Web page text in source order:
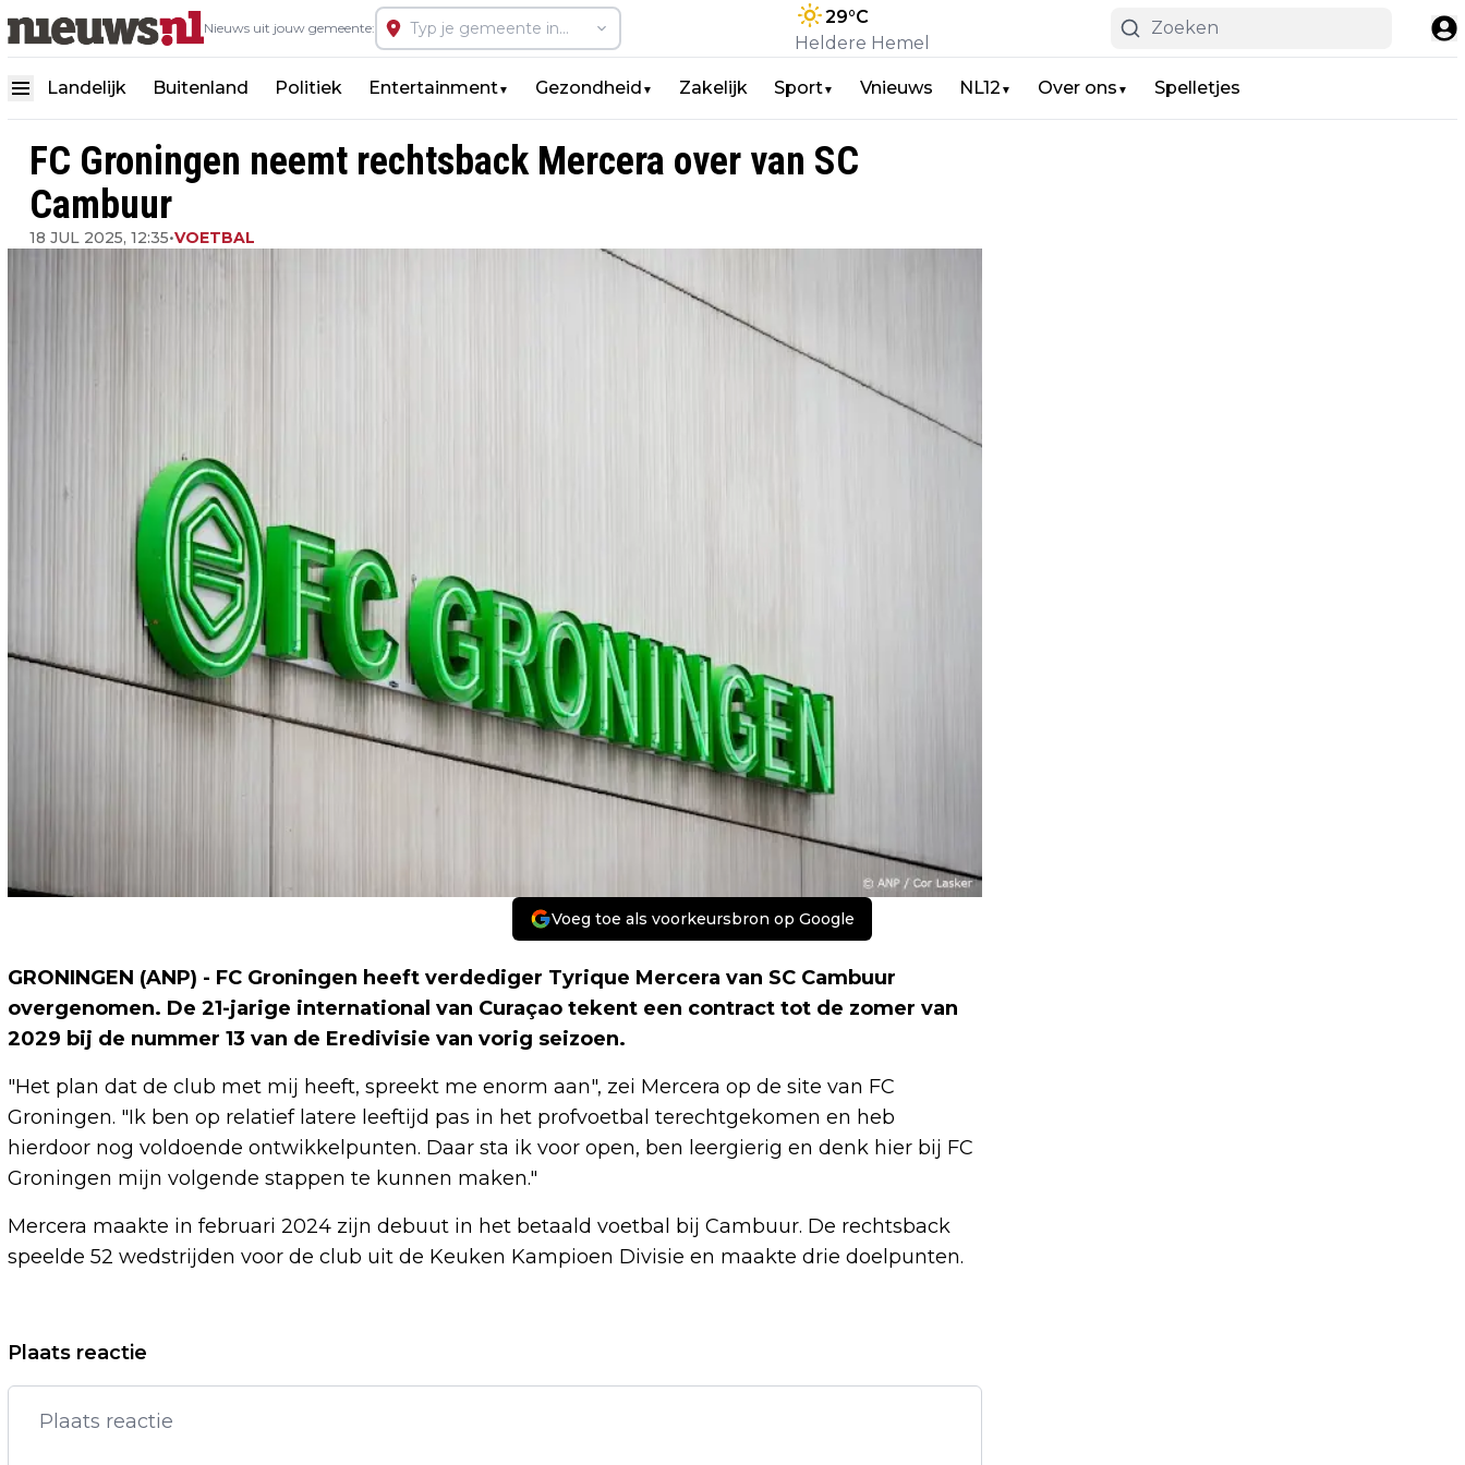
Nieuws uit jouw gemeente:
29°C
Heldere Hemel
Landelijk Buitenland Politiek Entertainment▼ Gezondheid ▼ Zakelijk Sport▼ Vnieuws NL12 ▼ Over ons ▼ Spelletjes
FC Groningen neemt rechtsback Mercera over van SC
Cambuur
18 JUL 2025, 12:35•VOETBAL
Voeg toe als voorkeursbron op Google
GRONINGEN (ANP) - FC Groningen heeft verdediger Tyrique Mercera van SC Cambuur
overgenomen. De 21-jarige international van Curaçao tekent een contract tot de zomer van
2029 bij de nummer 13 van de Eredivisie van vorig seizoen.
"Het plan dat de club met mij heeft, spreekt me enorm aan", zei Mercera op de site van FC
Groningen. "Ik ben op relatief latere leeftijd pas in het profvoetbal terechtgekomen en heb
hierdoor nog voldoende ontwikkelpunten. Daar sta ik voor open, ben leergierig en denk hier bij FC
Groningen mijn volgende stappen te kunnen maken."
Mercera maakte in februari 2024 zijn debuut in het betaald voetbal bij Cambuur. De rechtsback
speelde 52 wedstrijden voor de club uit de Keuken Kampioen Divisie en maakte drie doelpunten.
Vorig artikel
TOMORROWLAND VOLLEDIG OPEN VOOR
ALLE BEZOEKERS MET TICKET
ANGELA DE JONG KEEK VOOR LAATSTE
Plaats reactie